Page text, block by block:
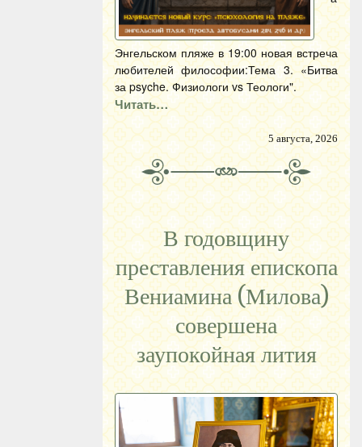
Энгельском пляже в 19:00 новая встреча
любителей философии:Тема 3. «Битва
за psyche. Физиологи vs Теологи".
Читать…
5 августа, 2026
В годовщину
преставления епископа
Вениамина (Милова)
совершена
заупокойная лития